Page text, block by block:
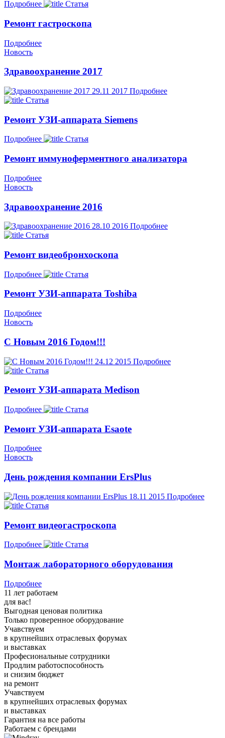
Подробнее Статья
Ремонт гастроскопа
Подробнее
Новость
Здравоохранение 2017
29.11 2017 Подробнее
Статья
Ремонт УЗИ-аппарата Siemens
Подробнее Статья
Ремонт иммуноферментного анализатора
Подробнее
Новость
Здравоохранение 2016
28.10 2016 Подробнее
Статья
Ремонт видеобронхоскопа
Подробнее Статья
Ремонт УЗИ-аппарата Toshiba
Подробнее
Новость
С Новым 2016 Годом!!!
24.12 2015 Подробнее
Статья
Ремонт УЗИ-аппарата Medison
Подробнее Статья
Ремонт УЗИ-аппарата Esaote
Подробнее
Новость
День рождения компании ErsPlus
18.11 2015 Подробнее
Статья
Ремонт видеогастроскопа
Подробнее Статья
Монтаж лабораторного оборудования
Подробнее
11 лет работаем
для вас!
Выгодная ценовая политика
Только проверенное оборудование
Учавствуем
в крупнейших отраслевых форумах
и выставках
Професиональные сотрудники
Продлим работоспособность
и снизим бюджет
на ремонт
Учавствуем
в крупнейших отраслевых форумах
и выставках
Гарантия на все работы
Работаем с брендами